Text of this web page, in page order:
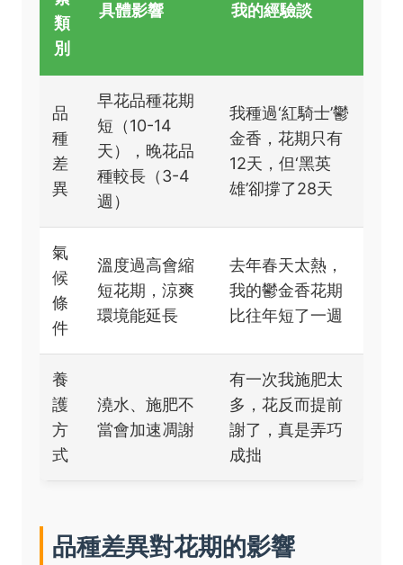
類
別
具體影響 我的經驗談
品
種
差
異
早花品種花期
短（10-14
天），晚花品
種較長（3-4
週）
我種過‘紅騎士’鬱
金香，花期只有
12天，但‘黑英
雄’卻撐了28天
氣
候
條
件
溫度過高會縮
短花期，涼爽
環境能延長
去年春天太熱，
我的鬱金香花期
比往年短了一週
養
護
方
式
澆水、施肥不
當會加速凋謝
有一次我施肥太
多，花反而提前
謝了，真是弄巧
成拙
品種差異對花期的影響